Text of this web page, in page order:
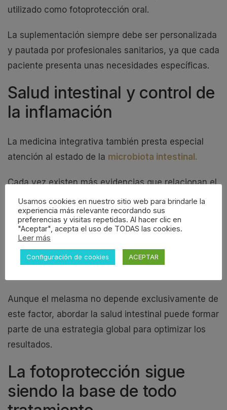
utilizado como fotoprotección oral.
La suplementación siempre debe ser personalizada
y pautada por profesionales sanitarios, ya que cada
paciente presenta unas necesidades específicas.
Salud intestinal y control de
la inflamación
La medicina integrativa también presta especial
atención al estado de la microbiota intestinal.
Cada vez existen más evidencias que relacionan el
equilibrio intestinal con laregulación de los
procesos inflamatorios del organismo. Una
microbiota saludable puede contribuir a mejorar la
respuesta inflamatoria general y favorecer un
mejor control de distintas patologías
Aunque el melasma no depende exclusivamente de
este factor, abordar la salud intestinal puede formar
parte de una estrategia global para optimizar los
resultados.
La fotoprotección sigue
siendo la base de todo
Usamos cookies en nuestro sitio web para brindarle la
experiencia más relevante recordando sus
preferencias y visitas repetidas. Al hacer clic en
"Aceptar", acepta el uso de TODAS las cookies.
Leer más
Configuración de cookies ACEPTAR